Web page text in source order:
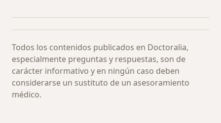
Todos los contenidos publicados en Doctoralia,
especialmente preguntas y respuestas, son de
carácter informativo y en ningún caso deben
considerarse un sustituto de un asesoramiento
médico.